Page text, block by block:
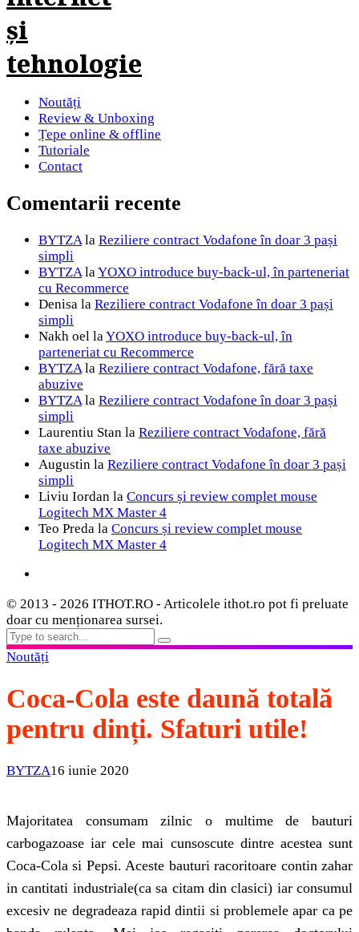
Noutăți
Review & Unboxing
Țepe online & offline
Tutoriale
Contact
Comentarii recente
BYTZAla Reziliere contract Vodafone în doar 3 pași
simpli
BYTZAlaYOXO introduce buy-back-ul, în parteneriat
cu Recommerce
Denisa la Reziliere contract Vodafone în doar 3 pași
simpli
Nakh oel laYOXO introduce buy-back-ul, în
parteneriat cu Recommerce
BYTZAla Reziliere contract Vodafone, fără taxe
abuzive
BYTZAla Reziliere contract Vodafone în doar 3 pași
simpli
Laurentiu Stan la Reziliere contract Vodafone, fără
taxe abuzive
Augustin la Reziliere contract Vodafone în doar 3 pași
simpli
Liviu Iordan la Concurs și review complet mouse
Logitech MX Master 4
Teo Preda la Concurs și review complet mouse
Logitech MX Master 4
© 2013 - 2026 ITHOT.RO - Articolele ithot.ro pot fi preluate
doar cu menționarea sursei.
Noutăți
Coca-Cola este daună totală
pentru dinți. Sfaturi utile!
BYTZA16 iunie 2020
Majoritatea consumam zilnic o multime de bauturi
carbogazoase iar cele mai cunsoscute dintre acestea sunt
Coca-Cola si Pepsi. Aceste bauturi racoritoare contin zahar
in cantitati industriale(ca sa citam din clasici) iar consumul
excesiv ne degradeaza rapid dintii si problemele apar ca pe